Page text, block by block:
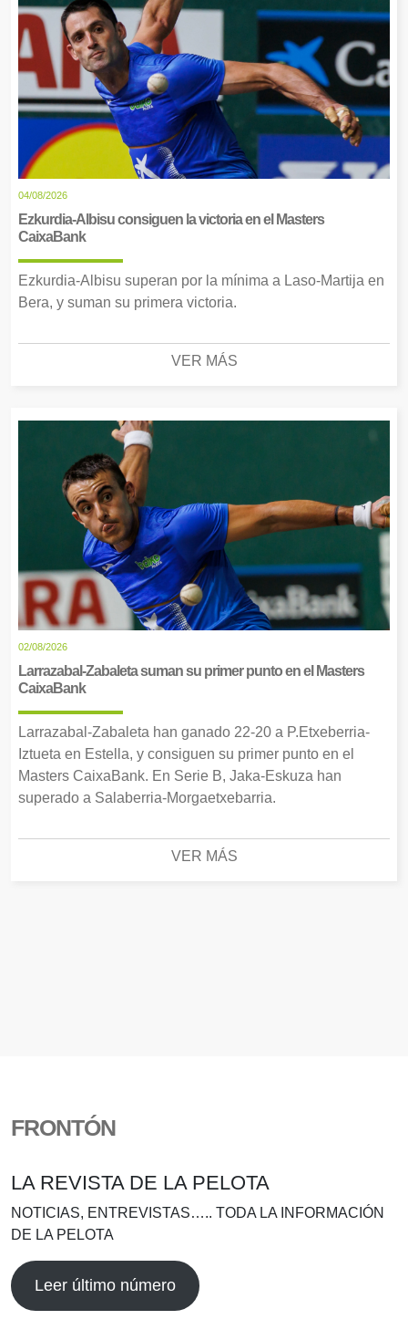
04/08/2026
Ezkurdia-Albisu consiguen la victoria en el Masters
CaixaBank
Ezkurdia-Albisu superan por la mínima a Laso-Martija en
Bera, y suman su primera victoria.
VER MÁS
02/08/2026
Larrazabal-Zabaleta suman su primer punto en el Masters
CaixaBank
Larrazabal-Zabaleta han ganado 22-20 a P.Etxeberria-
Iztueta en Estella, y consiguen su primer punto en el
Masters CaixaBank. En Serie B, Jaka-Eskuza han
superado a Salaberria-Morgaetxebarria.
VER MÁS
FRONTÓN
LA REVISTA DE LA PELOTA
NOTICIAS, ENTREVISTAS….. TODA LA INFORMACIÓN
DE LA PELOTA
Leer último número